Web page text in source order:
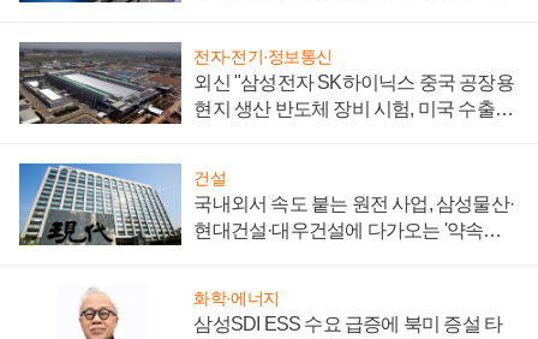
전자·전기·정보통신
외신 "삼성전자 SK하이닉스 중국 공장용
현지 생산 반도체 장비 시험, 미국 수출통
건설
국내외서 속도 붙는 원전 사업, 삼성물산·
현대건설·대우건설에 다가오는 '약속의
화학·에너지
삼성SDI ESS 수요 급증에 북미 증설 타